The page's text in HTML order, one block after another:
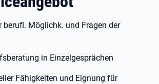
berufl. Möglichk. und Fragen der
in Einzelgesprächen
Fähigkeiten und Eignung für